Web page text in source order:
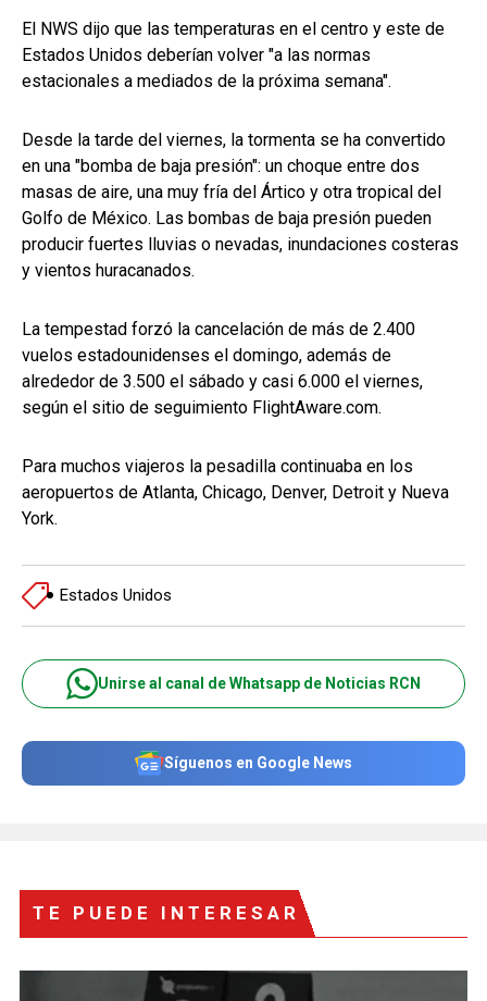
El NWS dijo que las temperaturas en el centro y este de
Estados Unidos deberían volver "a las normas
estacionales a mediados de la próxima semana".
Desde la tarde del viernes, la tormenta se ha convertido
en una "bomba de baja presión": un choque entre dos
masas de aire, una muy fría del Ártico y otra tropical del
Golfo de México. Las bombas de baja presión pueden
producir fuertes lluvias o nevadas, inundaciones costeras
y vientos huracanados.
La tempestad forzó la cancelación de más de 2.400
vuelos estadounidenses el domingo, además de
alrededor de 3.500 el sábado y casi 6.000 el viernes,
según el sitio de seguimiento FlightAware.com.
Para muchos viajeros la pesadilla continuaba en los
aeropuertos de Atlanta, Chicago, Denver, Detroit y Nueva
York.
Estados Unidos
Unirse al canal de Whatsapp de Noticias RCN
Síguenos en Google News
TE PUEDE INTERESAR